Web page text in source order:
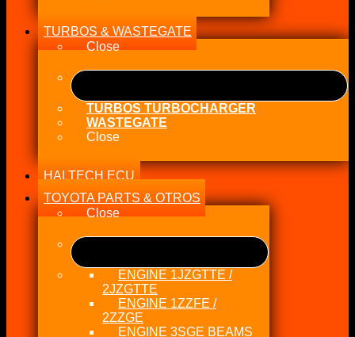
TURBOS & WASTEGATE
Close
TURBOS TURBOCHARGER
WASTEGATE
Close
HALTECH ECU
TOYOTA PARTS & OTROS
Close
ENGINE 1JZGTTE /
2JZGTTE
ENGINE 1ZZFE /
2ZZGE
ENGINE 3SGE BEAMS